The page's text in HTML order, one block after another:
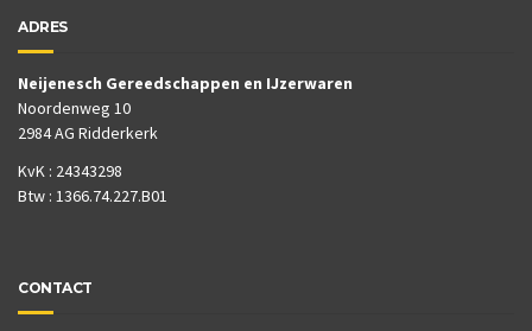
ADRES
Neijenesch Gereedschappen en IJzerwaren
Noordenweg 10
2984 AG Ridderkerk
KvK : 24343298
Btw : 1366.74.227.B01
CONTACT